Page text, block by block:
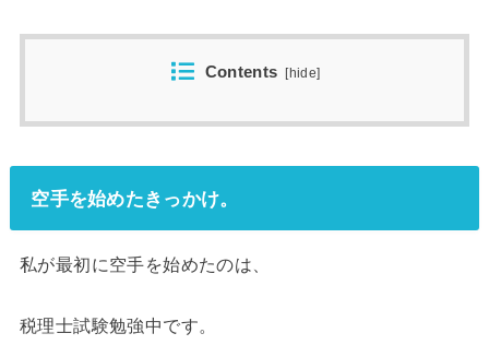
Contents [hide]
空手を始めたきっかけ。
私が最初に空手を始めたのは、
税理士試験勉強中です。